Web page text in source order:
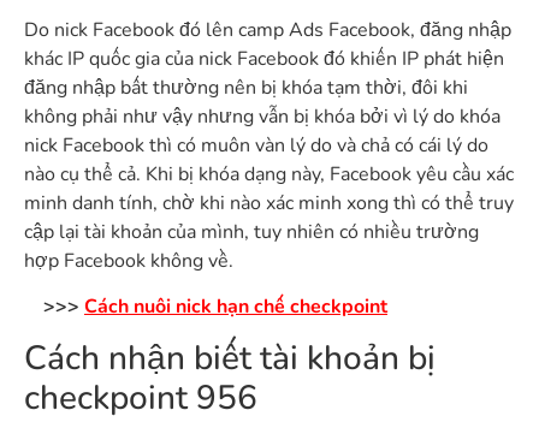
Do nick Facebook đó lên camp Ads Facebook, đăng nhập
khác IP quốc gia của nick Facebook đó khiến IP phát hiện
đăng nhập bất thường nên bị khóa tạm thời, đôi khi
không phải như vậy nhưng vẫn bị khóa bởi vì lý do khóa
nick Facebook thì có muôn vàn lý do và chả có cái lý do
nào cụ thể cả. Khi bị khóa dạng này, Facebook yêu cầu xác
minh danh tính, chờ khi nào xác minh xong thì có thể truy
cập lại tài khoản của mình, tuy nhiên có nhiều trường
hợp Facebook không về.
>>> Cách nuôi nick hạn chế checkpoint
Cách nhận biết tài khoản bị
checkpoint 956